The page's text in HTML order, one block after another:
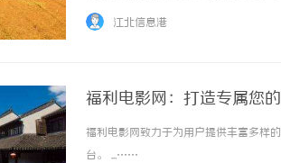
务。近年欧美各国卡车资源紧缺、人工
江北信息港
福利电影网：打造专属您
福利电影网致力于为用户提供丰富多样
台。 ...……